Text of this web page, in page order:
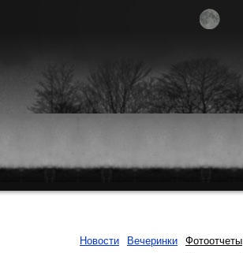
Новости Вечеринки Фотоотчеты